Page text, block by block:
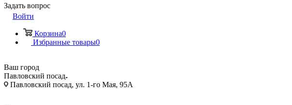
Задать вопрос
Войти
Корзина0
Избранные товары0
Ваш город
Павловский посад
Павловский посад, ул. 1-го Мая, 95А